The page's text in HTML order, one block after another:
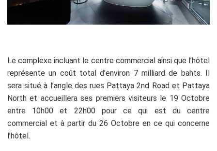
Le complexe incluant le centre commercial ainsi que l’hôtel
représente un coût total d’environ 7 milliard de bahts. Il
sera situé à l’angle des rues Pattaya 2nd Road et Pattaya
North et accueillera ses premiers visiteurs le 19 Octobre
entre 10h00 et 22h00 pour ce qui est du centre
commercial et à partir du 26 Octobre en ce qui concerne
l’hôtel.